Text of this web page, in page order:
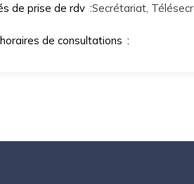
de prise de rdv Secrétariat,
de consultations